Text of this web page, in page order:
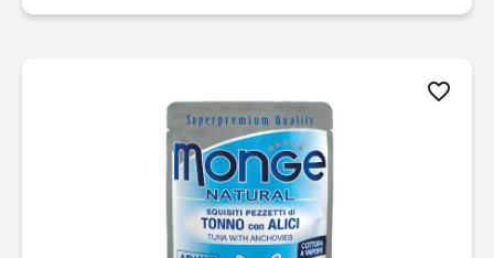
favorite_border